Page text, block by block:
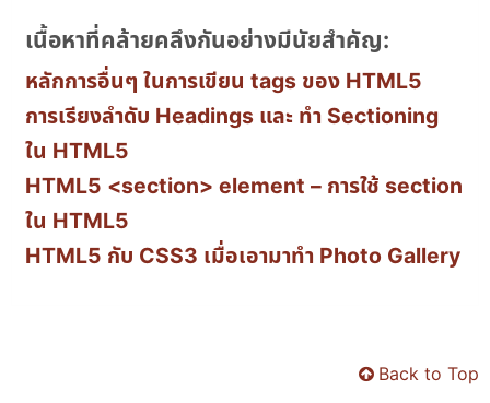
เนื้อหาที่คล้ายคลึงกันอย่างมีนัยสำคัญ:
หลักการอื่นๆ ในการเขียน tags ของ HTML5
การเรียงลำดับ Headings และ ทำ Sectioning
ใน HTML5
HTML5 <section> element – การใช้ section
ใน HTML5
HTML5 กับ CSS3 เมื่อเอามาทำ Photo Gallery
Back to Top